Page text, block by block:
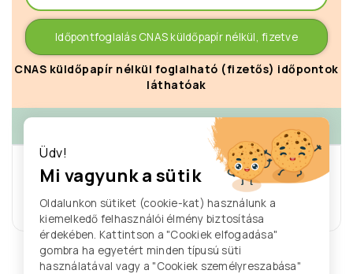
Időpontfoglalás CNAS küldőpapír nélkül, fizetve
CNAS küldőpapír nélkül foglalható (fizetős) időpontok
láthatóak
augusztus 08. >
A hétre nem található egyetlen
időpont sem.
Legelső szabad időpont: 2026/08/10
Üdv!
Mi vagyunk a sütik
Oldalunkon sütiket (cookie-kat) használunk a
kiemelkedő felhasználói élmény biztosítása
érdekében. Kattintson a "Cookiek elfogadása"
gombra ha egyetért minden típusú süti
használatával vagy a "Cookiek személyreszabása"